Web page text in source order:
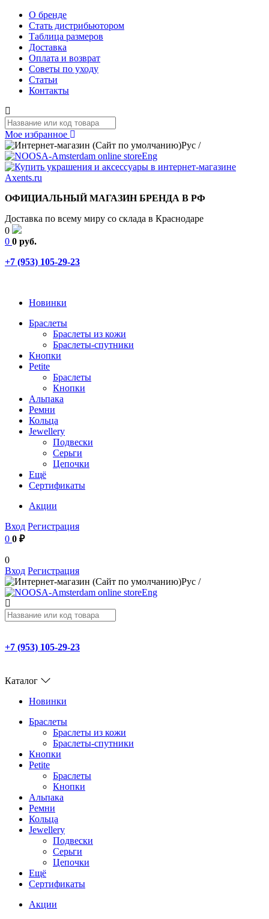
О бренде
Стать дистрибьютором
Таблица размеров
Доставка
Оплата и возврат
Советы по уходу
Статьи
Контакты
Мое избранное
Рус /
Eng
ОФИЦИАЛЬНЫЙ МАГАЗИН БРЕНДА В РФ
Доставка по всему миру со склада в Краснодаре
0
0 0 руб.
+7 (953) 105-29-23
Новинки
Браслеты
Браслеты из кожи
Браслеты-спутники
Кнопки
Petite
Браслеты
Кнопки
Альпака
Ремни
Кольца
Jewellery
Подвески
Серьги
Цепочки
Ещё
Сертификаты
Акции
Вход Регистрация
0 0 ₽
0
Вход Регистрация
Рус /
Eng
+7 (953) 105-29-23
Каталог
Новинки
Браслеты
Браслеты из кожи
Браслеты-спутники
Кнопки
Petite
Браслеты
Кнопки
Альпака
Ремни
Кольца
Jewellery
Подвески
Серьги
Цепочки
Ещё
Сертификаты
Акции